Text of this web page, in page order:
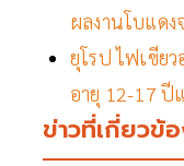
ผลงานโบแดง
ยุโรป ไฟเขีย
อายุ 12-17 ปี
ข่าวที่เกี่ยวข้